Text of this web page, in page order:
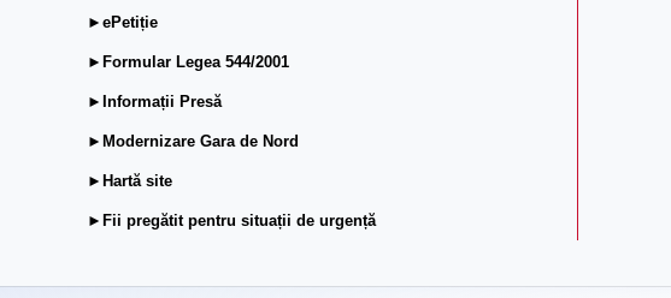
►ePetiție
►Formular Legea 544/2001
►Informații Presă
►Modernizare Gara de Nord
►Hartă site
►Fii pregătit pentru situații de urgență